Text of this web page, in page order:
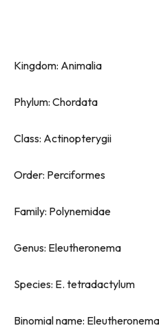
Kingdom: Animalia
Phylum: Chordata
Class: Actinopterygii
Order: Perciformes
Family: Polynemidae
Genus: Eleutheronema
Species: E. tetradactylum
Binomial name: